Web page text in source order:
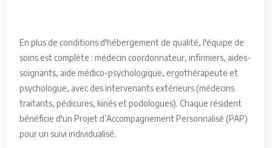
En plus de conditions d'hébergement de qualité, l'équipe de
soins est complète : médecin coordonnateur, infirmiers, aides-
soignants, aide médico-psychologique, ergothérapeute et
psychologue, avec des intervenants extérieurs (médecins
traitants, pédicures, kinés et podologues). Chaque résident
bénéficie d'un Projet d’Accompagnement Personnalisé (PAP)
pour un suivi individualisé.